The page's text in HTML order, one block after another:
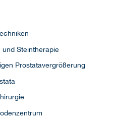
und Steintherapie
Prostatavergrößerung